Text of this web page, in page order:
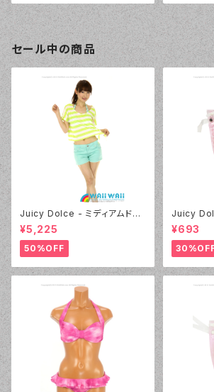
セール中の商品
Juicy Dolce - ミディアムドッ
ト（4412 - 60:グリーン）
¥5,225
50%OFF
Juicy
ド（032 -
¥693